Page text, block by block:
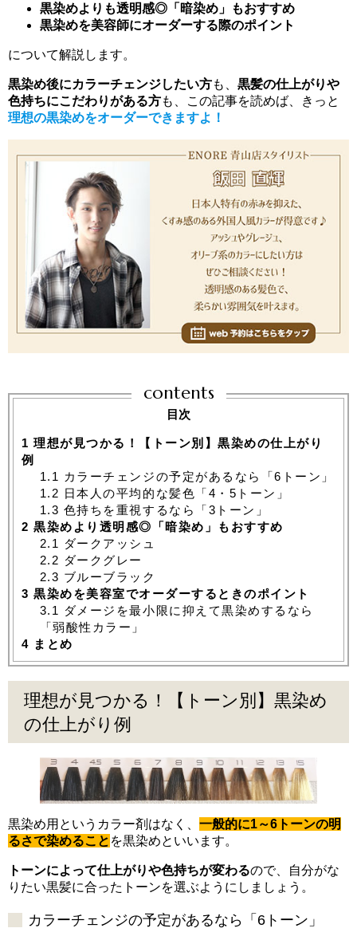
黒染めよりも透明感◎「暗染め」もおすすめ
黒染めを美容師にオーダーする際のポイント
について解説します。
黒染め後にカラーチェンジしたい方も、 黒髪の仕上がりや
色持ちにこだわりがある方も、この記事を読めば、きっと
理想の黒染めをオーダーできますよ！
contents
目次
1 理想が見つかる！【トーン別】黒染めの仕上がり
例
1.1 カラーチェンジの予定があるなら「6トーン」
1.2 日本人の平均的な髪色「4・5トーン」
1.3 色持ちを重視するなら「3トーン」
2 黒染めより透明感◎「暗染め」もおすすめ
2.1 ダークアッシュ
2.2 ダークグレー
2.3 ブルーブラック
3 黒染めを美容室でオーダーするときのポイント
3.1 ダメージを最小限に抑えて黒染めするなら
「弱酸性カラー」
4 まとめ
理想が見つかる！【トーン別】黒染め
の仕上がり例
黒染め用というカラー剤はなく、 一般的に1～6トーンの明
るさで染めること を黒染めといいます。
トーンによって仕上がりや色持ちが変わるので、自分がな
りたい黒髪に合ったトーンを選ぶようにしましょう。
カラーチェンジの予定があるなら「6トーン」